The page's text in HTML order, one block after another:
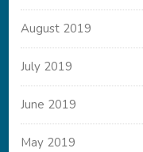
August 2019
July 2019
June 2019
May 2019